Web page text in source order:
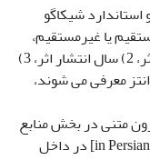
شیکاگو
یا غیرمستقیم،
فقط با آوردن 1) نام خانوادگی نویسنده اثر، 2) سال انتشار اثر، 3)
معرفی می شوند،
متنی در بخش منابع
آورده شود و همچنین لازم است عبارت [in Persian] در داخل